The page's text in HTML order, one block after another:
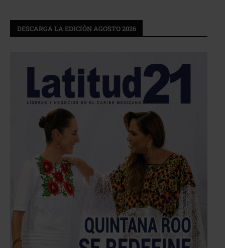
DESCARGA LA EDICIÓN AGOSTO 2026